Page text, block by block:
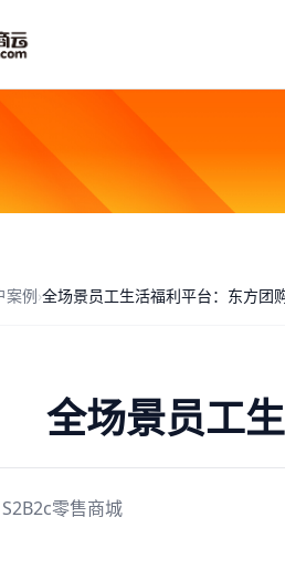
案例›全场景员工生活福利平台：东方团
全场景员工
S2B2c零售商城